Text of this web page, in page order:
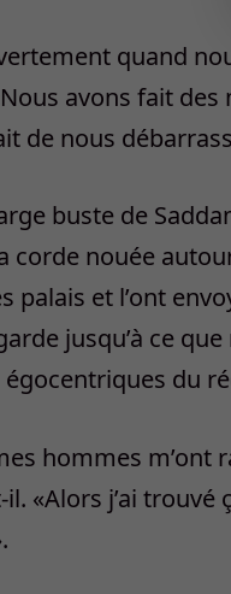
quand
avons fait
de nous
buste de
corde nouée
palais et l’ont
jusqu’à ce
du
hommes
«Alors j’ai